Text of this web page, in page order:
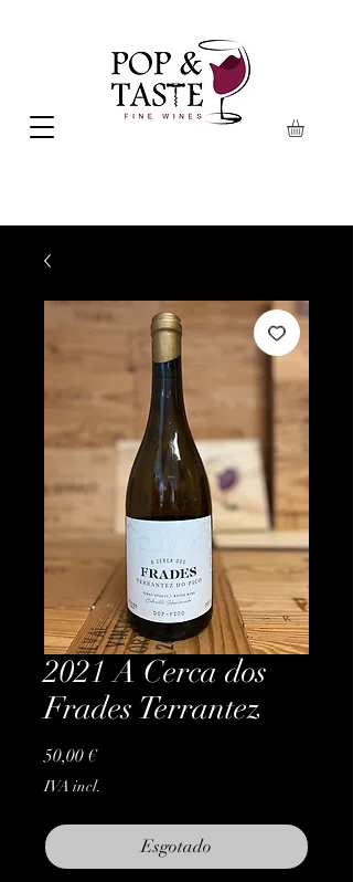
2021 A Cerca dos
Frades Terrantez
50,00 €Preço
IVA incl.
Esgotado